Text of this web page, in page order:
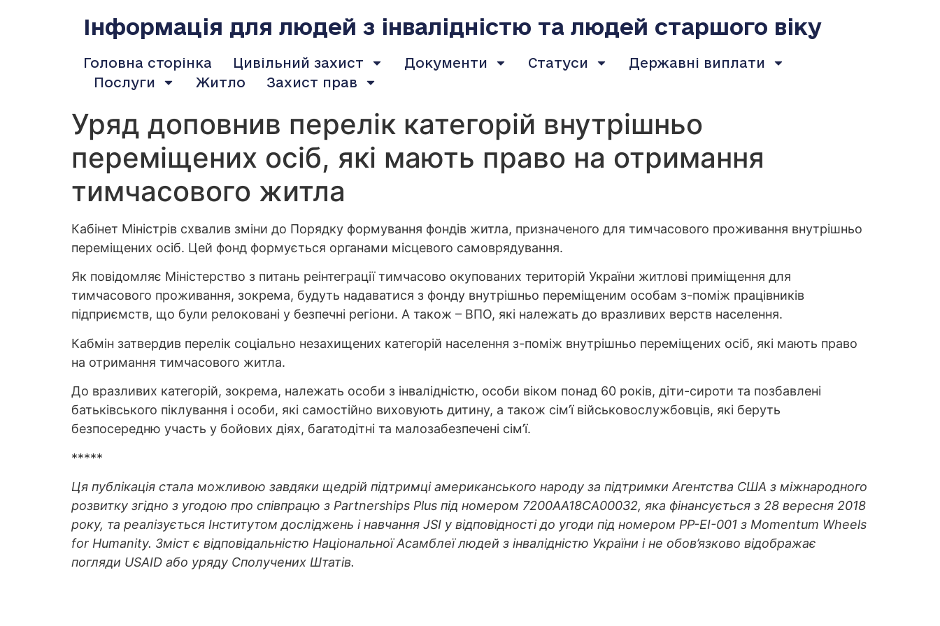
Інформація для людей з інвалідністю та людей старшого віку
Головна сторінка Цивільний захист Документи Статуси
Державні виплати
Послуги
Житло Захист прав
Уряд доповнив перелік категорій внутрішньо
переміщених осіб, які мають право на отримання
тимчасового житла
Кабінет Міністрів схвалив зміни до Порядку формування фондів житла, призначеного для тимчасового проживання внутрішньо
переміщених осіб. Цей фонд формується органами місцевого самоврядування.
Як повідомляє Міністерство з питань реінтеграції тимчасово окупованих територій України житлові приміщення для
тимчасового проживання, зокрема, будуть надаватися з фонду внутрішньо переміщеним особам з-поміж працівників
підприємств, що були релоковані у безпечні регіони. А також – ВПО, які належать до вразливих верств населення.
Кабмін затвердив перелік соціально незахищених категорій населення з-поміж внутрішньо переміщених осіб, які мають право
на отримання тимчасового житла.
До вразливих категорій, зокрема, належать особи з інвалідністю, особи віком понад 60 років, діти-сироти та позбавлені
батьківського піклування і особи, які самостійно виховують дитину, а також сім’ї військовослужбовців, які беруть
безпосередню участь у бойових діях, багатодітні та малозабезпечені сім’ї.
*****
Ця публікація стала можливою завдяки щедрій підтримці американського народу за підтримки Агентства США з міжнародного
розвитку згідно з угодою про співпрацю з Partnerships Plus під номером 7200AA18CA00032, яка фінансується з 28 вересня 2018
року, та реалізується Інститутом досліджень і навчання JSI у відповідності до угоди під номером PP-EI-001 з Momentum Wheels
for Humanity. Зміст є відповідальністю Національної Асамблеї людей з інвалідністю України і не обов’язково відображає
погляди USAID або уряду Сполучених Штатів.